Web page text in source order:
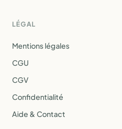
LÉGAL
Mentions légales
CGU
CGV
Confidentialité
Aide & Contact